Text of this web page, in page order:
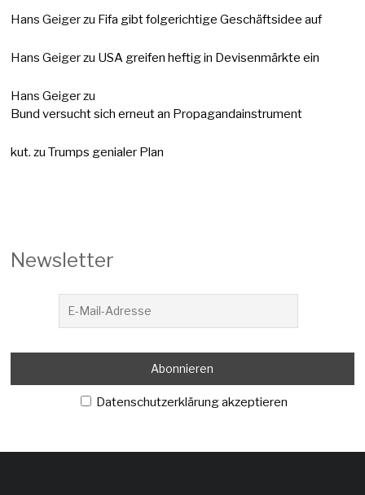
Hans Geigerzu Fifa gibt folgerichtige Geschäftsidee auf
Hans Geigerzu USA greifen heftig in Devisenmärkte ein
Hans Geigerzu
Bund versucht sich erneut an Propagandainstrument
kut. zuTrumps genialer Plan
Newsletter
Datenschutzerklärung akzeptieren